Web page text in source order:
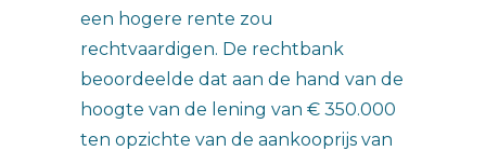
een hogere rente zou
rechtvaardigen. De rechtbank
beoordeelde dat aan de hand van de
hoogte van de lening van € 350.000
ten opzichte van de aankooprijs van